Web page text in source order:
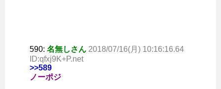
590: 名無しさん 2018/07/16(月) 10:16:16.64
ID:qfxj9K+P.net
>>589
ノーポジ